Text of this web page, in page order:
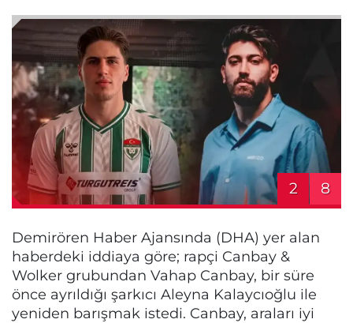
2 8
Demirören Haber Ajansında (DHA) yer alan
haberdeki iddiaya göre; rapçi Canbay &
Wolker grubundan Vahap Canbay, bir süre
önce ayrıldığı şarkıcı Aleyna Kalaycıoğlu ile
yeniden barışmak istedi. Canbay, araları iyi